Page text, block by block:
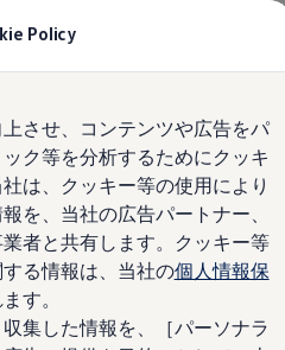
Policy
させ、コンテンツや広告をパ
ク等を分析するためにクッキ
は、クッキー等の使用により
を、当社の広告パートナー、
者と共有します。クッキー等
る情報は、当社の個人情報保
す。
集した情報を、［パーソナラ
ーション
ター